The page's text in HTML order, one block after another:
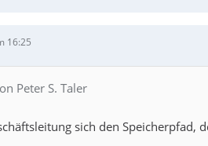
16:25
Peter S. Taler
sich den Speicherpfad,